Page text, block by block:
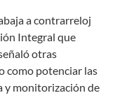
a contrarreloj
Integral que
otras
como potenciar las
y monitorización de